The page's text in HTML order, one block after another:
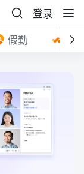
登录
假勤 审